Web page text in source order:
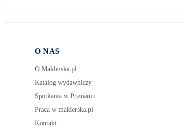
O NAS
O Maklerska.pl
Katalog wydawniczy
Spotkania w Poznaniu
Praca w maklerska.pl
Kontakt